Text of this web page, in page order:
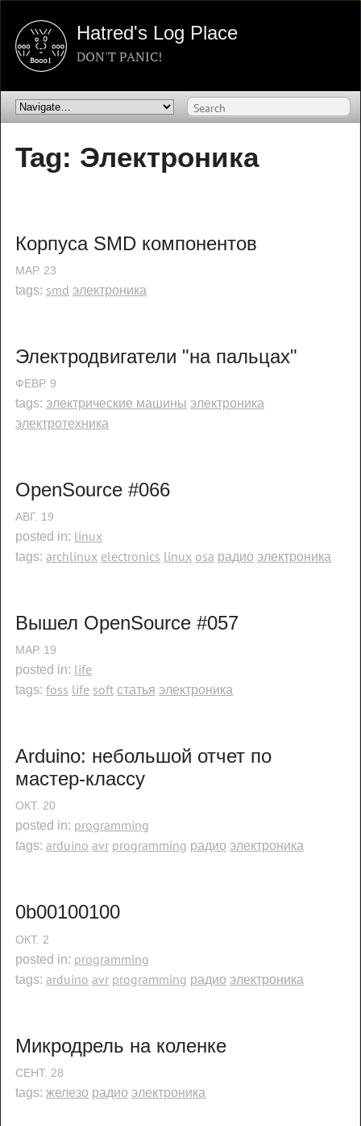
Hatred's Log Place
DON'T PANIC!
Tag: Электроника
Корпуса SMD компонентов
МАР. 23
tags: smd электроника
Электродвигатели "на пальцах"
ФЕВР. 9
tags: электрические машины электроника
электротехника
OpenSource #066
АВГ. 19
posted in: linux
tags: archlinux electronics linux osa радио электроника
Вышел OpenSource #057
МАР. 19
posted in: life
tags: foss life soft статья электроника
Arduino: небольшой отчет по
мастер-классу
ОКТ. 20
posted in: programming
tags: arduino avr programming радио электроника
0b00100100
ОКТ. 2
posted in: programming
tags: arduino avr programming радио электроника
Микродрель на коленке
СЕНТ. 28
tags: железо радио электроника